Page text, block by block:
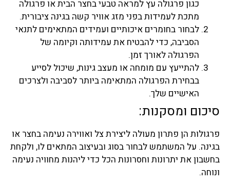
כגון פרגולה עץ למראה טבעי בחצר הבית או פרגולה
מתכת לעמידות בפני מזג אוויר קשה בגינה ציבורית.
לבחור בחומרים איכותיים ועמידים המתאימים לתנאי
הסביבה, כדי להבטיח את עמידותה וקיומה של
הפרגולה לאורך זמן.
להתייעץ עם מומחה או מעצב גינות, שיכול לסייע
בבחירת הפרגולה המתאימה ביותר לסביבה ולצרכים
האישיים שלך.
סיכום ומסקנות:
פרגולות הן פתרון מעולה ליצירת צל ואווירה נעימה בחצר או
בגינה. על המשתמש לבחור בסוג ובעיצוב המתאים לו, ולקחת
בחשבון את יתרונות וחסרונות הכל כדי ליהנות מחוויה נעימה
ונוחה.